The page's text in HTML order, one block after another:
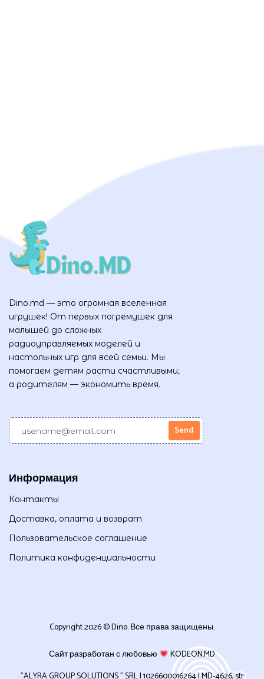
Dino.md — это огромная вселенная
игрушек! От первых погремушек для
малышей до сложных
радиоуправляемых моделей и
настольных игр для всей семьи. Мы
помогаем детям расти счастливыми,
а родителям — экономить время.
Информация
Контакты
Доставка, оплата и возврат
Пользовательское соглашение
Политика конфиденциальности
Copyright 2026 © Dino. Все права защищены.
Сайт разработан с любовью
KODEON.MD